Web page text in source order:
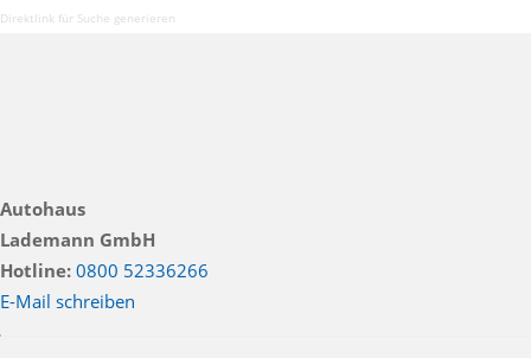
Direktlink für Suche generieren
Autohaus
Lademann GmbH
Hotline: 0800 52336266
E-Mail schreiben